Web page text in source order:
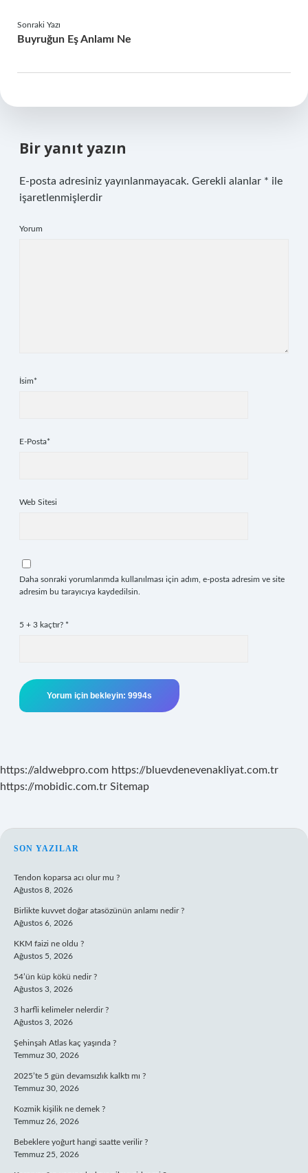
Sonraki Yazı
Buyruğun Eş Anlamı Ne
Bir yanıt yazın
E-posta adresiniz yayınlanmayacak. Gerekli alanlar * ile
işaretlenmişlerdir
Yorum
İsim*
E-Posta*
Web Sitesi
Daha sonraki yorumlarımda kullanılması için adım, e-posta adresim ve site
adresim bu tarayıcıya kaydedilsin.
5 + 3 kaçtır? *
https://aldwebpro.com https://bluevdenevenakliyat.com.tr
https://mobidic.com.tr Sitemap
SIDEBAR
SON YAZILAR
Tendon koparsa acı olur mu ?
Ağustos 8, 2026
Birlikte kuvvet doğar atasözünün anlamı nedir ?
Ağustos 6, 2026
KKM faizi ne oldu ?
Ağustos 5, 2026
54’ün küp kökü nedir ?
Ağustos 3, 2026
3 harfli kelimeler nelerdir ?
Ağustos 3, 2026
Şehinşah Atlas kaç yaşında ?
Temmuz 30, 2026
2025’te 5 gün devamsızlık kalktı mı ?
Temmuz 30, 2026
Kozmik kişilik ne demek ?
Temmuz 26, 2026
Bebeklere yoğurt hangi saatte verilir ?
Temmuz 25, 2026